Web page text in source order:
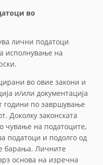
во
лични податоци
исполнување на
во овие закони и
и/или документација
години по завршување
Доколку законската
чување на податоците,
податоци и подолго од
барања. Личните
основа на изречна